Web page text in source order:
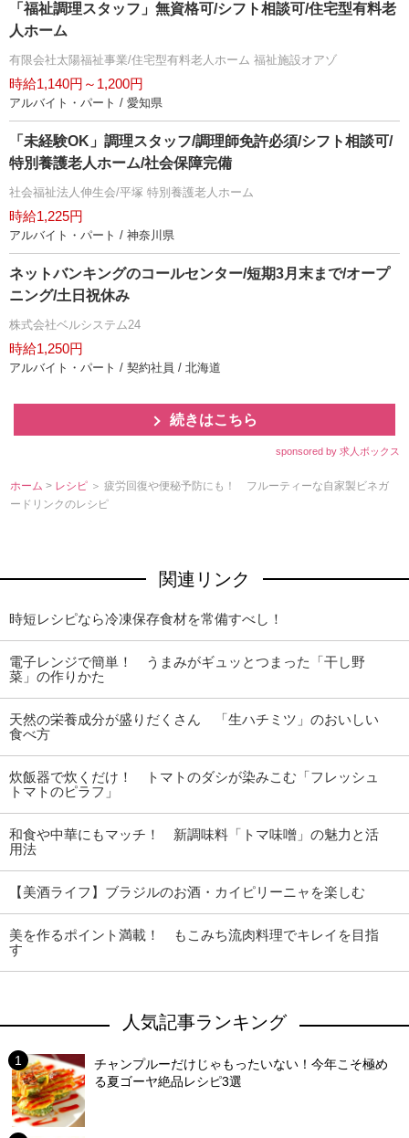
「福祉調理スタッフ」無資格可/シフト相談可/住宅型有料老
人ホーム
有限会社太陽福祉事業/住宅型有料老人ホーム 福祉施設オアゾ
時給1,140円～1,200円
アルバイト・パート / 愛知県
「未経験OK」調理スタッフ/調理師免許必須/シフト相談可/
特別養護老人ホーム/社会保障完備
社会福祉法人伸生会/平塚 特別養護老人ホーム
時給1,225円
アルバイト・パート / 神奈川県
ネットバンキングのコールセンター/短期3月末まで/オープ
ニング/土日祝休み
株式会社ベルシステム24
時給1,250円
アルバイト・パート / 契約社員 / 北海道
続きはこちら
sponsored by 求人ボックス
ホーム > レシピ ＞ 疲労回復や便秘予防にも！ フルーティーな自家製ビネガ
ードリンクのレシピ
関連リンク
時短レシピなら冷凍保存食材を常備すべし！
電子レンジで簡単！ うまみがギュッとつまった「干し野
菜」の作りかた
天然の栄養成分が盛りだくさん 「生ハチミツ」のおいしい
食べ方
炊飯器で炊くだけ！ トマトのダシが染みこむ「フレッシュ
トマトのピラフ」
和食や中華にもマッチ！ 新調味料「トマ味噌」の魅力と活
用法
【美酒ライフ】ブラジルのお酒・カイピリーニャを楽しむ
美を作るポイント満載！ もこみち流肉料理でキレイを目指
す
人気記事ランキング
チャンプルーだけじゃもったいない！今年こそ極め
る夏ゴーヤ絶品レシピ3選